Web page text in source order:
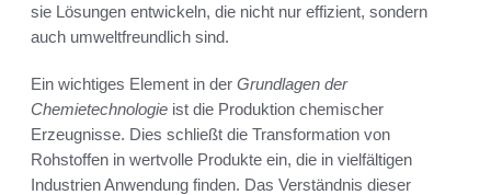
sie Lösungen entwickeln, die nicht nur effizient, sondern
auch umweltfreundlich sind.
Ein wichtiges Element in der Grundlagen der
Chemietechnologie ist die Produktion chemischer
Erzeugnisse. Dies schließt die Transformation von
Rohstoffen in wertvolle Produkte ein, die in vielfältigen
Industrien Anwendung finden. Das Verständnis dieser